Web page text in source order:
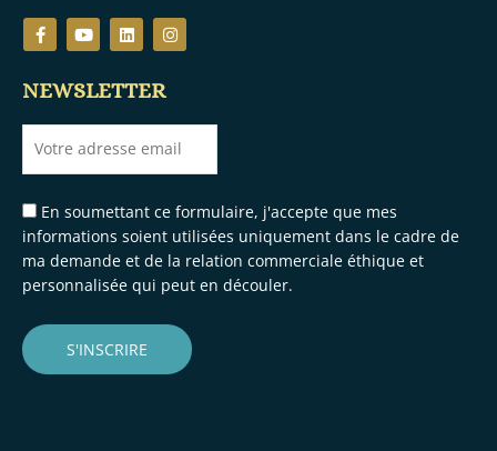
F
a
c
b
o
k
-
f
Y
o
u
u
e
L
i
n
e
i
n
I
n
s
r
a
m
NEWSLETTER
En soumettant ce formulaire, j'accepte que mes
informations soient utilisées uniquement dans le cadre de
ma demande et de la relation commerciale éthique et
personnalisée qui peut en découler.